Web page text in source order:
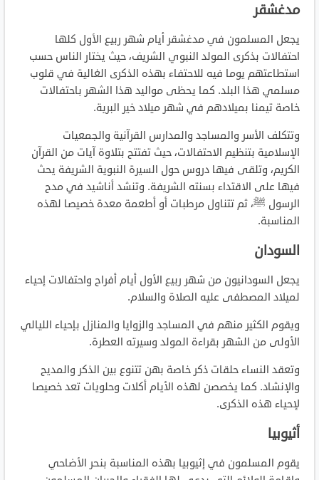
مدغشقر
يجعل المسلمون في مدغشقر أيام شهر ربيع الأول كلها
احتفالات بذكرى المولد النبوي الشريف، حيث يختار الناس حسب
استطاعتهم يوما فيه للاحتفاء بهذه الذكرى الغالية في قلوب
مسلمي هذا البلد. كما يحظى مواليد هذا الشهر باحتفالات
خاصة تيمنا بميلادهم في شهر ميلاد خير البرية.
وتتكلف الأسر والمساجد والمدارس القرآنية والجمعيات
الإسلامية بتنظيم الاحتفالات، حيث تفتتح بتلاوة آيات من القرآن
الكريم، وتلقى فيها دروس حول السيرة النبوية الشريفة يحث
فيها على الاقتداء بسنته الشريفة. وتنشد أناشيد في مدح
الرسول ﷺ، ثم تتناول مرطبات أو أطعمة معدة خصيصا لهذه
المناسبة.
السودان
يجعل السودانيون من شهر ربيع الأول أيام أفراح واحتفالات إحياء
لميلاد المصطفى عليه الصلاة والسلام.
ويقوم الكثير منهم في المساجد والزوايا والمنازل بإحياء الليالي
الأولى من الشهر بقراءة المولد وسيرته العطرة.
وتعقد النساء حلقات ذكر خاصة بهن تتنوع بين الذكر والمديح
والإنشاد. كما يخصصن لهذه الأيام أكلات وحلويات تعد خصيصا
لإحياء هذه الذكرى.
أثيوبيا
يقوم المسلمون في إثيوبيا بهذه المناسبة بنحر الأضاحي